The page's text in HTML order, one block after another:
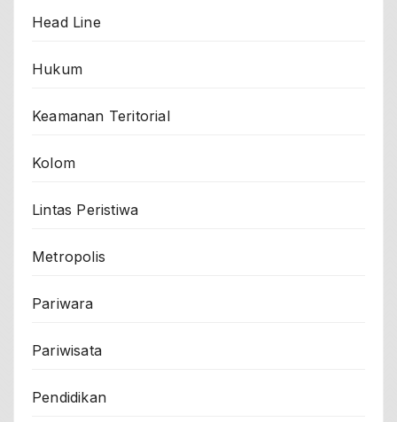
Head Line
Hukum
Keamanan Teritorial
Kolom
Lintas Peristiwa
Metropolis
Pariwara
Pariwisata
Pendidikan